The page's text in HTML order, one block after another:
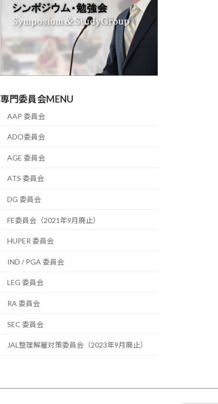
専門委員会MENU
AAP 委員会
ADO委員会
AGE 委員会
ATS 委員会
DG 委員会
FE委員会（2021年9月廃止）
HUPER 委員会
IND / PGA 委員会
LEG 委員会
RA 委員会
SEC 委員会
JAL整理解雇対策委員会（2023年9月廃止）